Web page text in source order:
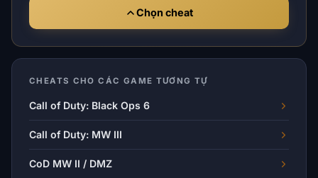
Chọn cheat
CHEATS CHO CÁC GAME TƯƠNG TỰ
Call of Duty: Black Ops 6
Call of Duty: MW III
CoD MW II / DMZ